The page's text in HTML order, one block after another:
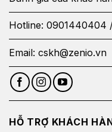
Hotline: 0901440404
Email: cskh@zenio.vn
HỖ TRỢ KHÁCH